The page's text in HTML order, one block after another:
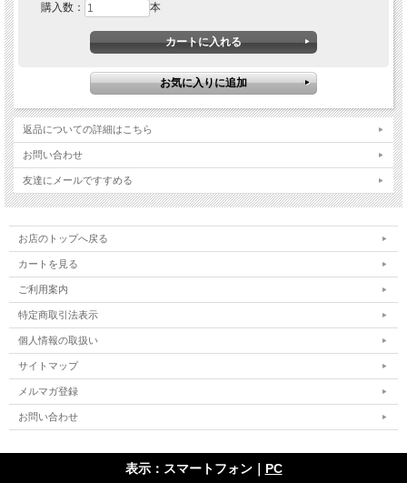
購入数： 本
返品についての詳細はこちら
お問い合わせ
友達にメールですすめる
お店のトップへ戻る
カートを見る
ご利用案内
特定商取引法表示
個人情報の取扱い
サイトマップ
メルマガ登録
お問い合わせ
表示：スマートフォン｜ PC